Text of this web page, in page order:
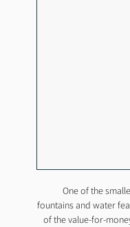
One of the
fountains and water
of the value-for-